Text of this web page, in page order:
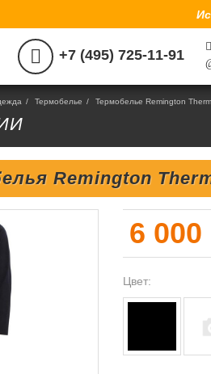
 +7 (495) 725-11-91

/ Термобелье / Термобелье Remington
Remington
6 000
Цвет: